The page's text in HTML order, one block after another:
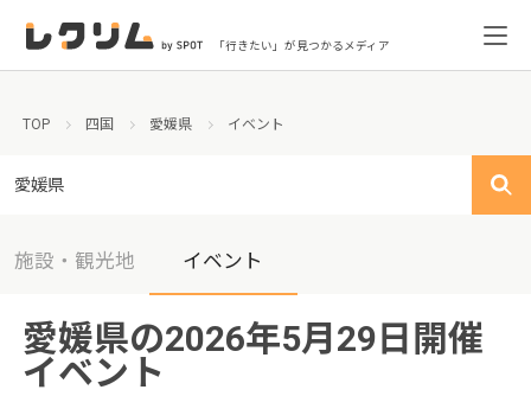
「行きたい」が見つかるメディア
TOP 四国 愛媛県 イベント
愛媛県
施設・観光地 イベント
愛媛県の2026年5月29日開催
イベント